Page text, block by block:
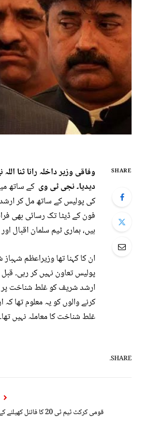
SHARE
وفاقی وزیر داخلہ رانا ثنا
دیدیا۔ نجی ٹی وی کے ساتھ
کی پولیس کے ساتھ مل کر
فون کے ڈیٹا تک رسائی بھی
ہیں، ہماری ٹیم سلمان اقبال
ان کا کہنا تھا وزیراعظم
پولیس تعاون نہیں کر رہی۔ قبل
ارشد شریف کو غلط شناخت پر
کرنے والوں کو یہ معلوم تھا
غلط شناخت کا معاملہ نہیں تھا۔
SHARE.
قومی کرکٹ ٹیم ٹی 20 کا فائنل کھیلنے کے لیے میلبرن پہنچ گئی